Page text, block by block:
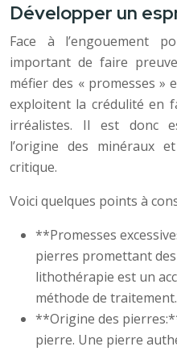
Développer un
Face à l’engouement
important de faire
méfier des « promesses »
exploitent la crédulité en
irréalistes. Il est donc
l’origine des minéraux
critique.
Voici quelques points à
**Promesses
pierres promettant
lithothérapie est un
méthode de traitement.
**Origine des
pierre. Une pierre